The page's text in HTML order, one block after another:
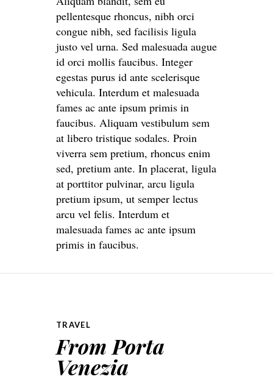
pellentesque rhoncus, nibh orci
congue nibh, sed facilisis ligula
justo vel urna. Sed malesuada augue
id orci mollis faucibus. Integer
egestas purus id ante scelerisque
vehicula. Interdum et malesuada
fames ac ante ipsum primis in
faucibus. Aliquam vestibulum sem
at libero tristique sodales. Proin
viverra sem pretium, rhoncus enim
sed, pretium ante. In placerat, ligula
at porttitor pulvinar, arcu ligula
pretium ipsum, ut semper lectus
arcu vel felis. Interdum et
malesuada fames ac ante ipsum
primis in faucibus.
TRAVEL
From Porta
Venezia